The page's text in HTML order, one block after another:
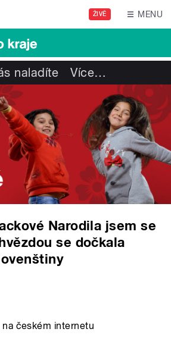
ŽIVĚ MENU
naladíte Více…
Narodila jsem se
se dočkala
českém internetu